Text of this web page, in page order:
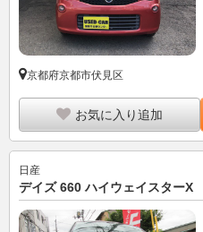
京都府京都市伏見区
お気に入り追加
日産
デイズ 660 ハイウェイスターX